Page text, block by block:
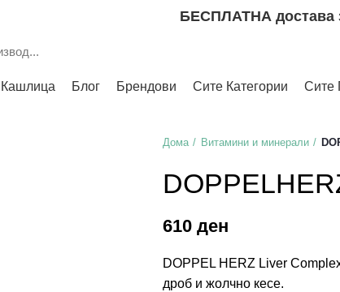
БЕСПЛАТНА достава
Кашлица Блог Брендови Сите Категории Сите
Дома
Витамини и минерали
ден
DOPPEL HERZ Liver
дроб и жолчно кесе.